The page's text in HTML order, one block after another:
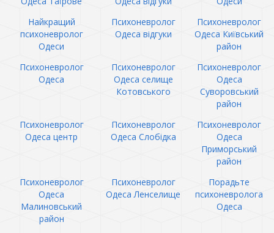
Найкращий
психоневролог
Одеси
Психоневролог
Одеса відгуки
Психоневролог
Одеса Київський
район
Психоневролог
Одеса
Психоневролог
Одеса селище
Котовського
Психоневролог
Одеса
Суворовський
район
Психоневролог
Одеса центр
Психоневролог
Одеса Слобідка
Психоневролог
Одеса
Приморський
район
Психоневролог
Одеса
Малиновський
район
Психоневролог
Одеса Ленселище
Порадьте
психоневролога
Одеса